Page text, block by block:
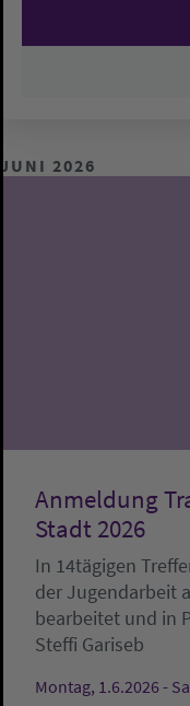
JUNI 2026
Anmeldung
Stadt 2026
In 14tägigen
der Jugendarbeit
bearbeitet und in
Steffi Gariseb
Montag, 1.6.2026 -